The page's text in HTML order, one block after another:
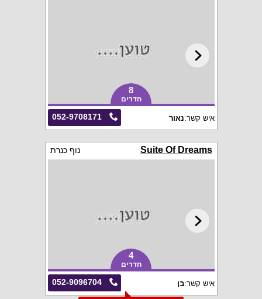
8
חדרים
052-9708171 איש קשר:נאור
Suite Of Dreams נוף כנרת
4
חדרים
052-9096704 איש קשר:בן